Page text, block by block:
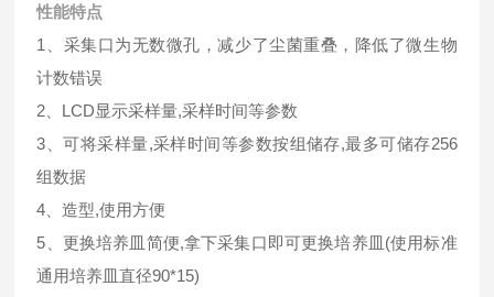
性能特点
1、采集口为无数微孔，减少了尘菌重叠，降低了微生物
计数错误
2、LCD显示采样量,采样时间等参数
3、可将采样量,采样时间等参数按组储存,最多可储存256
组数据
4、造型,使用方便
5、更换培养皿简便,拿下采集口即可更换培养皿(使用标准
通用培养皿直径90*15)